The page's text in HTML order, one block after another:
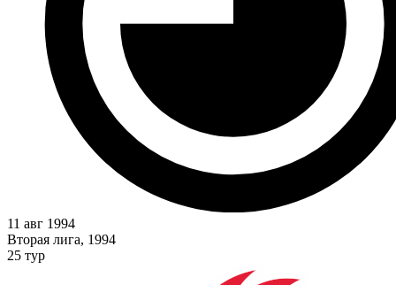
11 авг 1994
Вторая лига, 1994
25 тур